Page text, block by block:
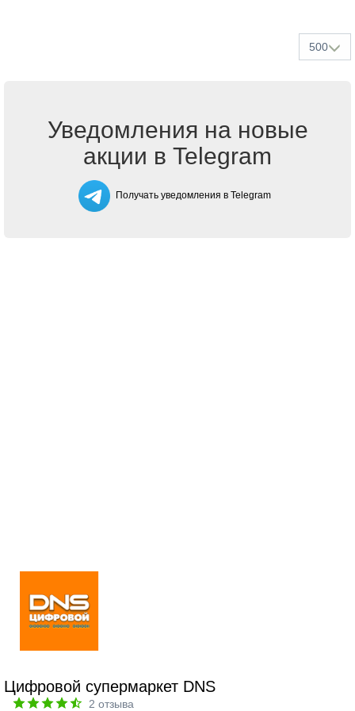
500
Уведомления на новые
акции в Telegram
Получать уведомления в Telegram
Цифровой супермаркет DNS
2 отзыва